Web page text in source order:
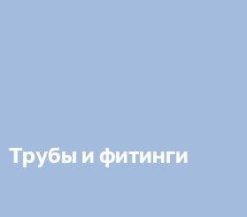
Трубы и фитинги